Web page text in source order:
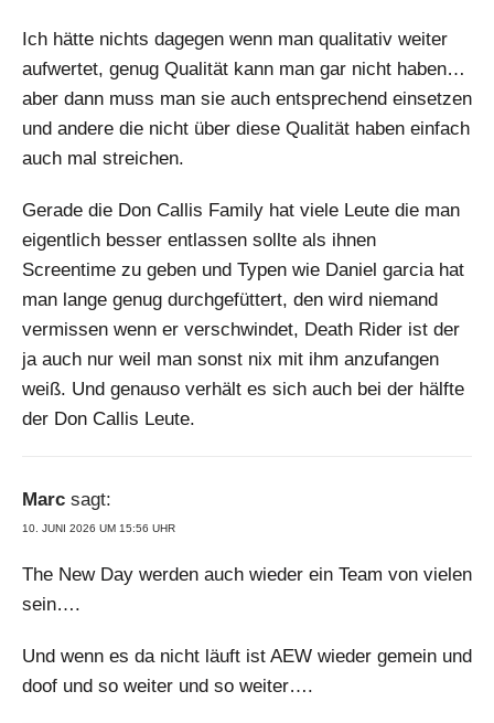
Ich hätte nichts dagegen wenn man qualitativ weiter
aufwertet, genug Qualität kann man gar nicht haben…
aber dann muss man sie auch entsprechend einsetzen
und andere die nicht über diese Qualität haben einfach
auch mal streichen.
Gerade die Don Callis Family hat viele Leute die man
eigentlich besser entlassen sollte als ihnen
Screentime zu geben und Typen wie Daniel garcia hat
man lange genug durchgefüttert, den wird niemand
vermissen wenn er verschwindet, Death Rider ist der
ja auch nur weil man sonst nix mit ihm anzufangen
weiß. Und genauso verhält es sich auch bei der hälfte
der Don Callis Leute.
Marc sagt:
10. JUNI 2026 UM 15:56 UHR
The New Day werden auch wieder ein Team von vielen
sein….
Und wenn es da nicht läuft ist AEW wieder gemein und
doof und so weiter und so weiter….